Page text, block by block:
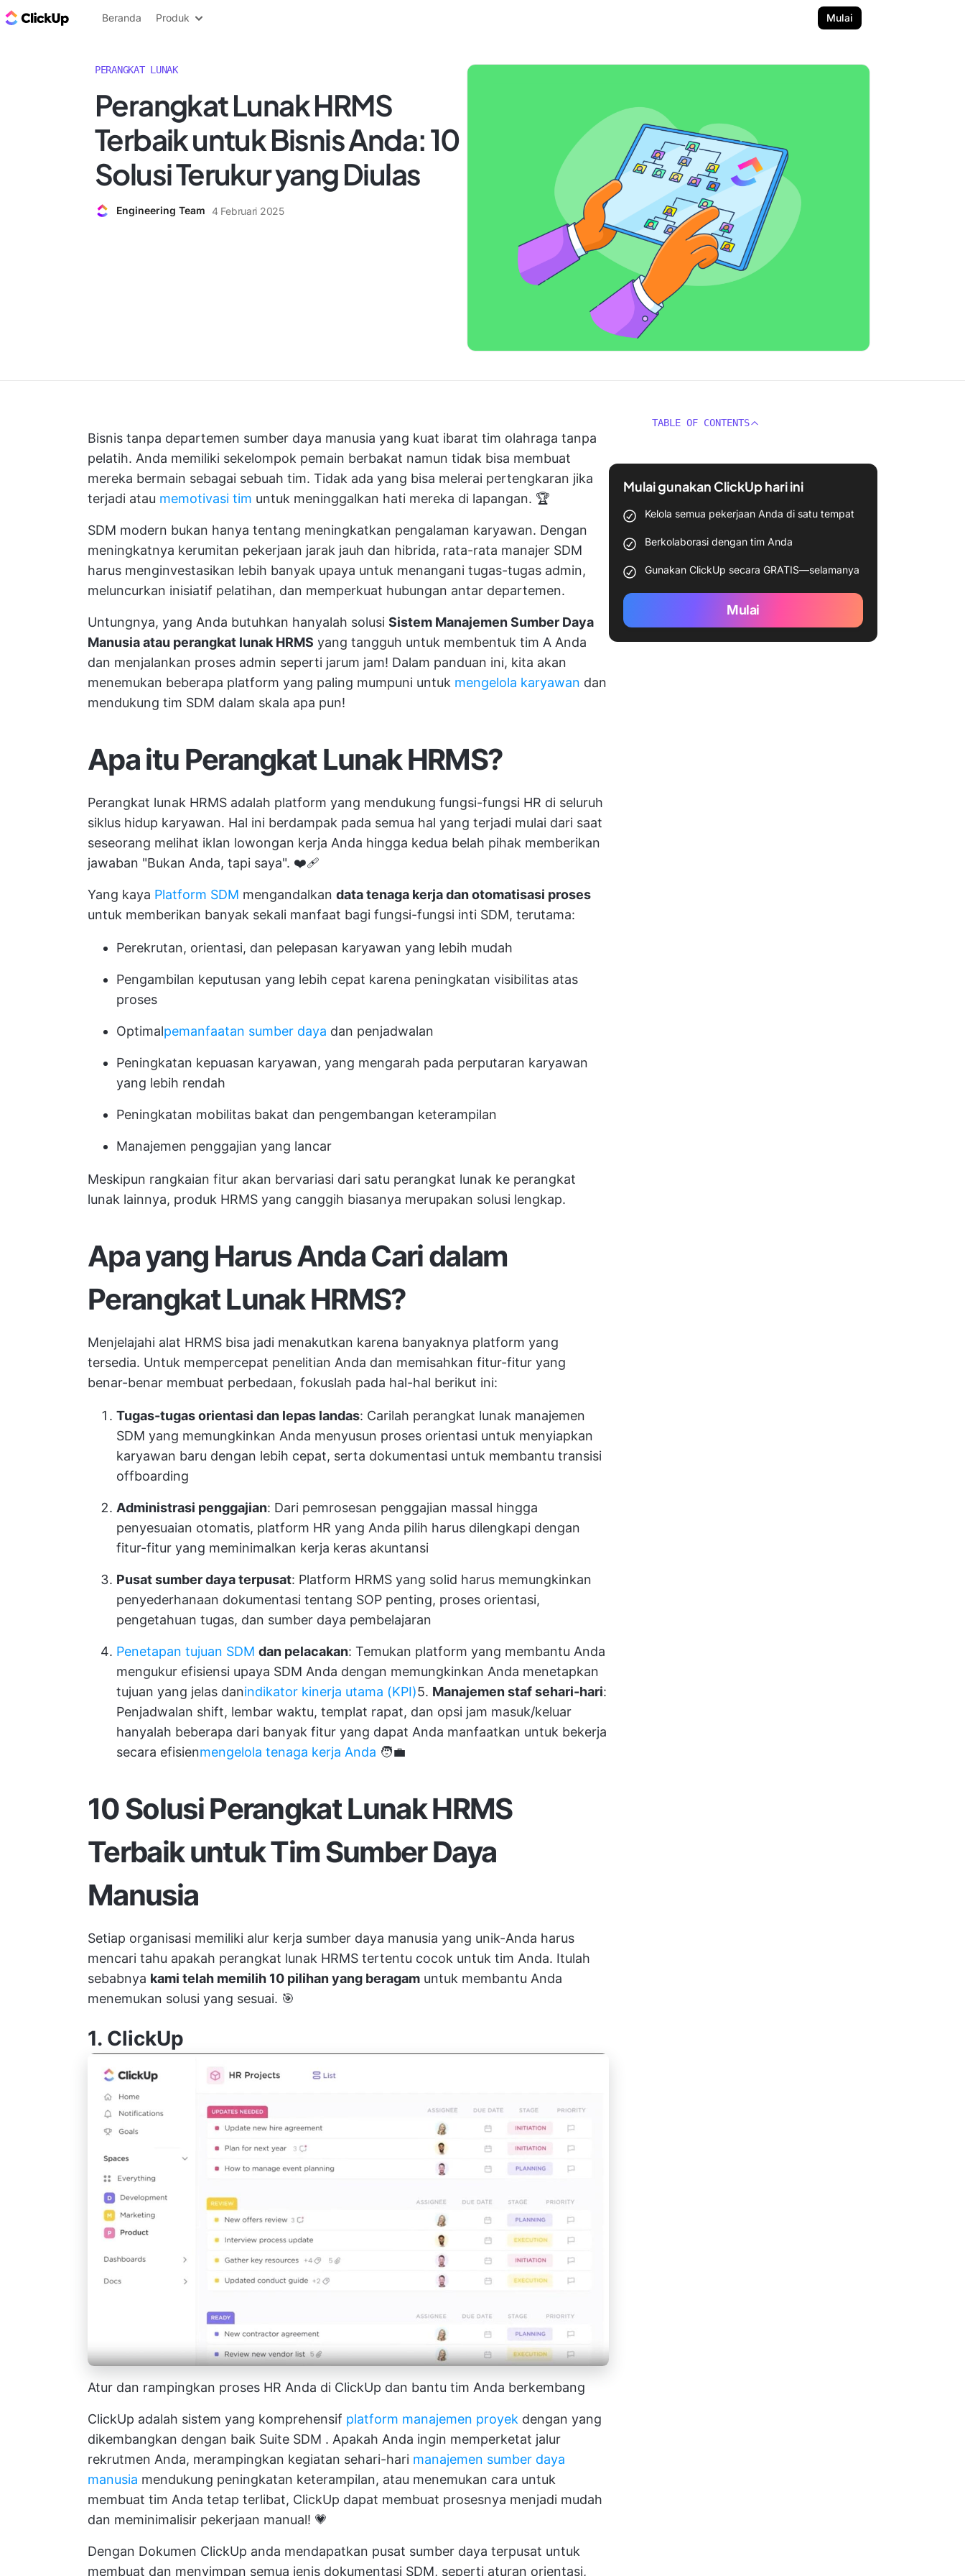
Blog ClickUp
Beranda Produk Mulai
PERANGKAT LUNAK
Perangkat Lunak HRMS
Terbaik untuk Bisnis Anda: 10
Solusi Terukur yang Diulas
Engineering Team 4 Februari 2025
Bisnis tanpa departemen sumber daya manusia yang kuat ibarat tim olahraga tanpa
pelatih. Anda memiliki sekelompok pemain berbakat namun tidak bisa membuat
mereka bermain sebagai sebuah tim. Tidak ada yang bisa melerai pertengkaran jika
terjadi atau memotivasi tim untuk meninggalkan hati mereka di lapangan. 🏆
SDM modern bukan hanya tentang meningkatkan pengalaman karyawan. Dengan
meningkatnya kerumitan pekerjaan jarak jauh dan hibrida, rata-rata manajer SDM
harus menginvestasikan lebih banyak upaya untuk menangani tugas-tugas admin,
meluncurkan inisiatif pelatihan, dan memperkuat hubungan antar departemen.
Untungnya, yang Anda butuhkan hanyalah solusi Sistem Manajemen Sumber Daya
Manusia atau perangkat lunak HRMS yang tangguh untuk membentuk tim A Anda
dan menjalankan proses admin seperti jarum jam! Dalam panduan ini, kita akan
menemukan beberapa platform yang paling mumpuni untuk mengelola karyawan dan
mendukung tim SDM dalam skala apa pun!
Apa itu Perangkat Lunak HRMS?
Perangkat lunak HRMS adalah platform yang mendukung fungsi-fungsi HR di seluruh
siklus hidup karyawan. Hal ini berdampak pada semua hal yang terjadi mulai dari saat
seseorang melihat iklan lowongan kerja Anda hingga kedua belah pihak memberikan
jawaban "Bukan Anda, tapi saya". ❤️‍🩹
Yang kaya Platform SDM mengandalkan data tenaga kerja dan otomatisasi proses
untuk memberikan banyak sekali manfaat bagi fungsi-fungsi inti SDM, terutama:
Perekrutan, orientasi, dan pelepasan karyawan yang lebih mudah
Pengambilan keputusan yang lebih cepat karena peningkatan visibilitas atas
proses
Optimalpemanfaatan sumber daya dan penjadwalan
Peningkatan kepuasan karyawan, yang mengarah pada perputaran karyawan
yang lebih rendah
Peningkatan mobilitas bakat dan pengembangan keterampilan
Manajemen penggajian yang lancar
Meskipun rangkaian fitur akan bervariasi dari satu perangkat lunak ke perangkat
lunak lainnya, produk HRMS yang canggih biasanya merupakan solusi lengkap.
Apa yang Harus Anda Cari dalam
Perangkat Lunak HRMS?
Menjelajahi alat HRMS bisa jadi menakutkan karena banyaknya platform yang
tersedia. Untuk mempercepat penelitian Anda dan memisahkan fitur-fitur yang
benar-benar membuat perbedaan, fokuslah pada hal-hal berikut ini:
Tugas-tugas orientasi dan lepas landas: Carilah perangkat lunak manajemen
SDM yang memungkinkan Anda menyusun proses orientasi untuk menyiapkan
karyawan baru dengan lebih cepat, serta dokumentasi untuk membantu transisi
offboarding
Administrasi penggajian: Dari pemrosesan penggajian massal hingga
penyesuaian otomatis, platform HR yang Anda pilih harus dilengkapi dengan
fitur-fitur yang meminimalkan kerja keras akuntansi
Pusat sumber daya terpusat: Platform HRMS yang solid harus memungkinkan
penyederhanaan dokumentasi tentang SOP penting, proses orientasi,
pengetahuan tugas, dan sumber daya pembelajaran
Penetapan tujuan SDM dan pelacakan: Temukan platform yang membantu Anda
mengukur efisiensi upaya SDM Anda dengan memungkinkan Anda menetapkan
tujuan yang jelas danindikator kinerja utama (KPI)5. Manajemen staf sehari-hari:
Penjadwalan shift, lembar waktu, templat rapat, dan opsi jam masuk/keluar
hanyalah beberapa dari banyak fitur yang dapat Anda manfaatkan untuk bekerja
secara efisienmengelola tenaga kerja Anda 🧑‍💼
10 Solusi Perangkat Lunak HRMS
Terbaik untuk Tim Sumber Daya
Manusia
Setiap organisasi memiliki alur kerja sumber daya manusia yang unik-Anda harus
mencari tahu apakah perangkat lunak HRMS tertentu cocok untuk tim Anda. Itulah
sebabnya kami telah memilih 10 pilihan yang beragam untuk membantu Anda
menemukan solusi yang sesuai. 🎯
1. ClickUp
Atur dan rampingkan proses HR Anda di ClickUp dan bantu tim Anda berkembang
ClickUp adalah sistem yang komprehensif platform manajemen proyek dengan yang
dikembangkan dengan baik Suite SDM . Apakah Anda ingin memperketat jalur
rekrutmen Anda, merampingkan kegiatan sehari-hari manajemen sumber daya
manusia mendukung peningkatan keterampilan, atau menemukan cara untuk
membuat tim Anda tetap terlibat, ClickUp dapat membuat prosesnya menjadi mudah
dan meminimalisir pekerjaan manual! 💗
Dengan Dokumen ClickUp anda mendapatkan pusat sumber daya terpusat untuk
membuat dan menyimpan semua jenis dokumentasi SDM, seperti aturan orientasi,
TABLE OF CONTENTS
Mulai gunakan ClickUp hari ini
Kelola semua pekerjaan Anda di satu tempat
Berkolaborasi dengan tim Anda
Gunakan ClickUp secara GRATIS—selamanya
Mulai